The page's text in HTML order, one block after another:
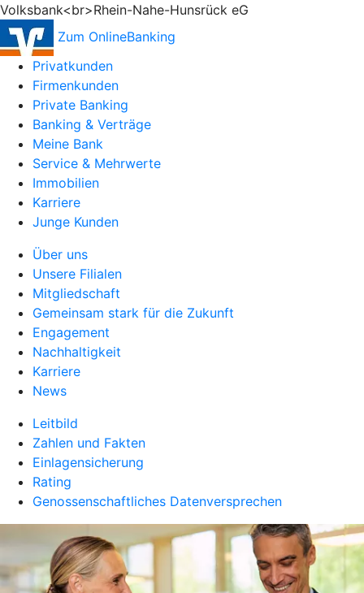
Volksbank<br>Rhein-Nahe-Hunsrück eG
Zum OnlineBanking
Privatkunden
Firmenkunden
Private Banking
Banking & Verträge
Meine Bank
Service & Mehrwerte
Immobilien
Karriere
Junge Kunden
Über uns
Unsere Filialen
Mitgliedschaft
Gemeinsam stark für die Zukunft
Engagement
Nachhaltigkeit
Karriere
News
Leitbild
Zahlen und Fakten
Einlagensicherung
Rating
Genossenschaftliches Datenversprechen